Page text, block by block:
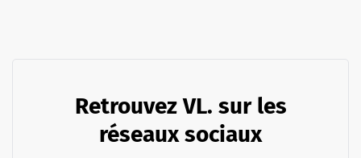
Retrouvez VL. sur les
réseaux sociaux